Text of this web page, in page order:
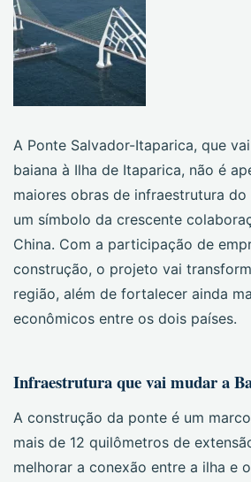
A Ponte Salvador-Itaparica, que
baiana à Ilha de Itaparica, não é
maiores obras de infraestrutura do
um símbolo da crescente
China. Com a participação de
construção, o projeto vai
região, além de fortalecer ainda
econômicos entre os dois países.
Infraestrutura que vai mudar a
A construção da ponte é um
mais de 12 quilômetros de
melhorar a conexão entre a ilha e